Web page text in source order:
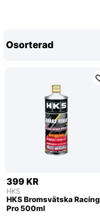
Osorterad
399 KR
HKS
HKS Bromsvätska Racing
Pro 500ml